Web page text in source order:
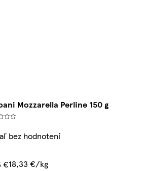
Mozzarella Perline 150 g
bez hodnotení
€18,33 €/kg